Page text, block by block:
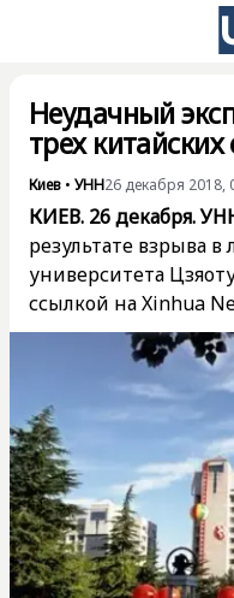
Неудачный
трех китайских
Киев • УНН26 декабря 2018,
КИЕВ. 26 декабря.
результате взрыва
университета
ссылкой наXinhua